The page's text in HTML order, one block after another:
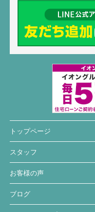
トップページ
スタッフ
お客様の声
ブログ